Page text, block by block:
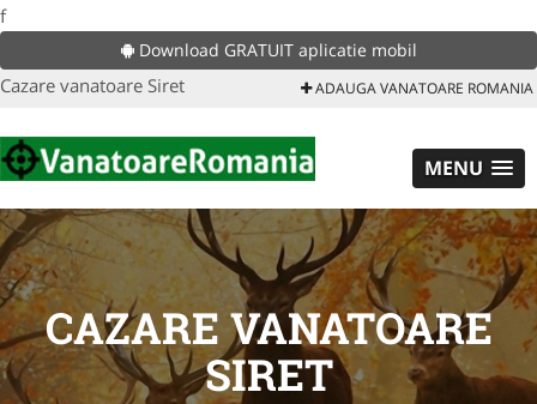
f
Download GRATUIT aplicatie mobil
Cazare vanatoare Siret ADAUGA VANATOARE ROMANIA
MENU
CAZARE VANATOARE
SIRET